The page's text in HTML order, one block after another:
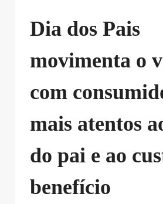
Dia dos Pais
movimenta o
com
mais atentos
do pai e ao
benefício